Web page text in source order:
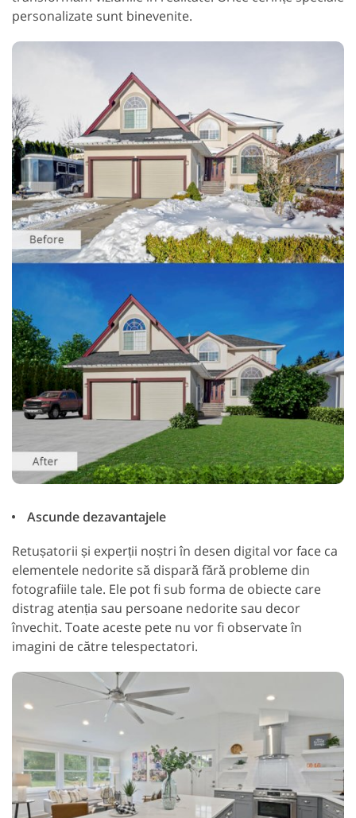
personalizate sunt binevenite.
Ascunde dezavantajele
Retușatorii și experții noștri în desen digital vor face ca
elementele nedorite să dispară fără probleme din
fotografiile tale. Ele pot fi sub forma de obiecte care
distrag atenția sau persoane nedorite sau decor
învechit. Toate aceste pete nu vor fi observate în
imagini de către telespectatori.